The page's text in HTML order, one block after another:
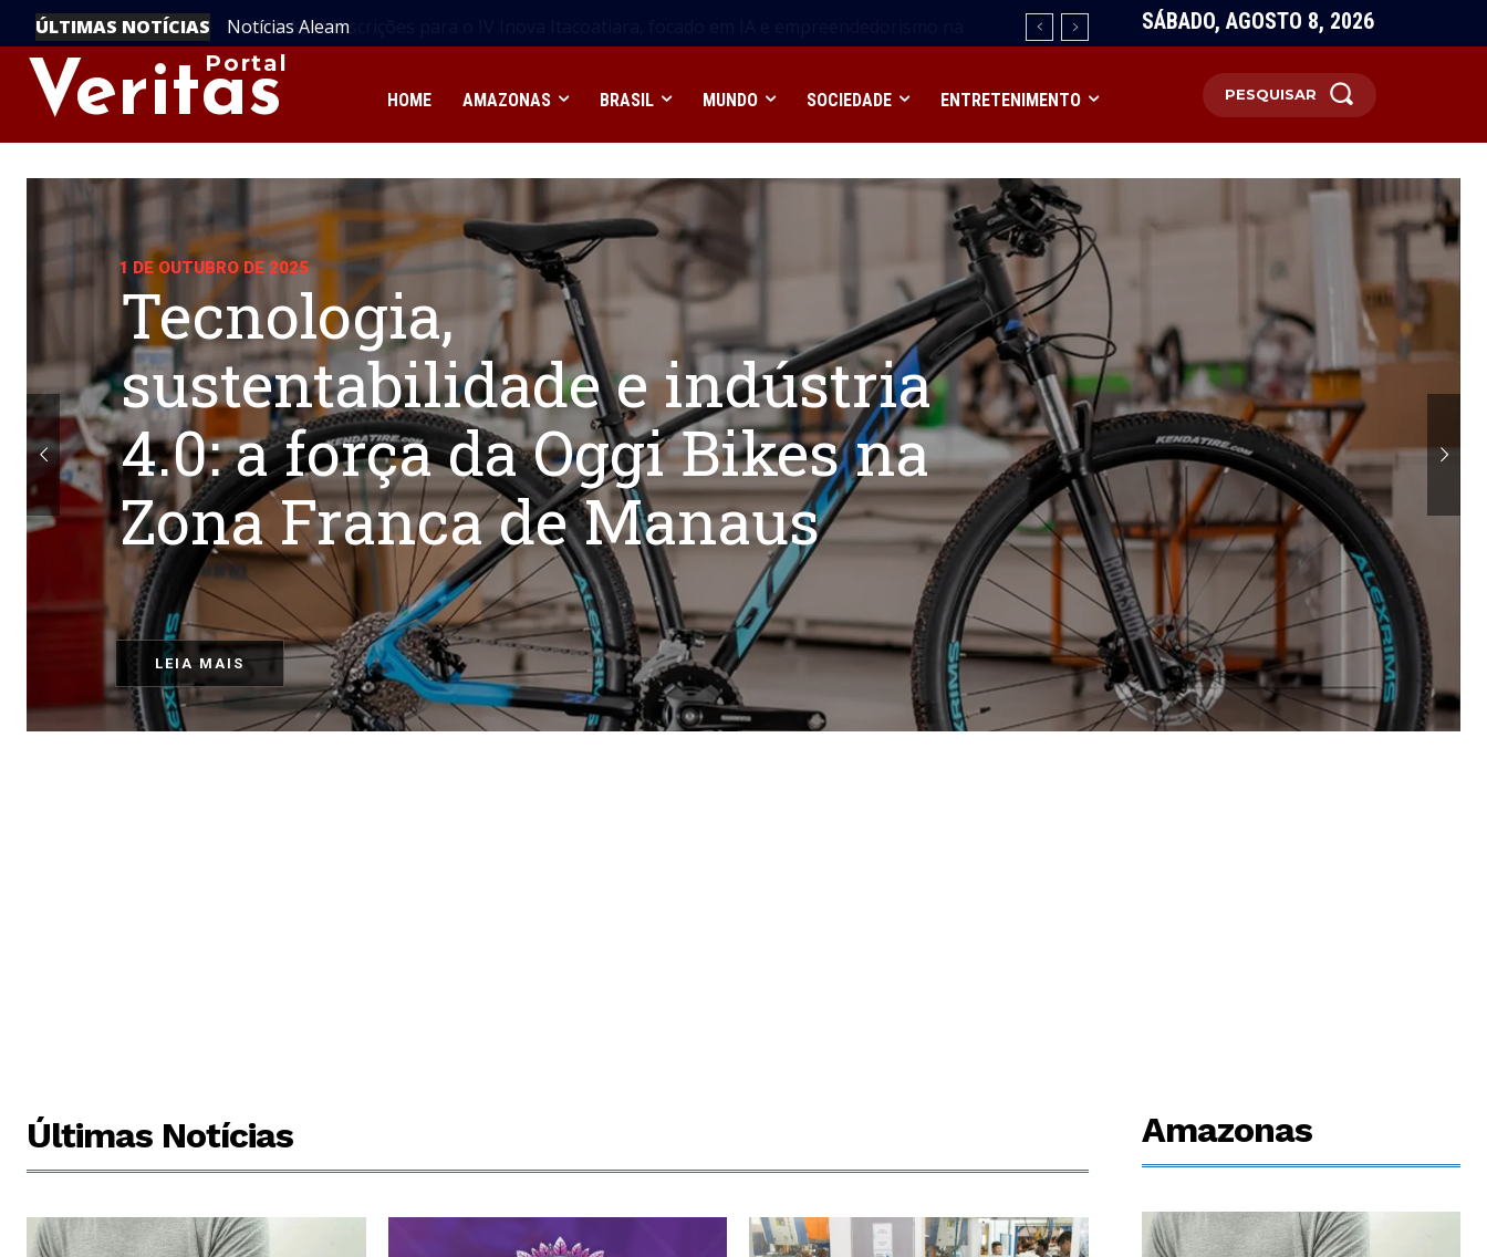
ÚLTIMAS NOTÍCIAS
UEA Abre Inscrições para o IV Inova Itacoatiara, focado em IA e empreendedorismo na
Amazônia
SÁBADO, AGOSTO 8, 2026
Veritas
Portal
HOME AMAZONAS BRASIL MUNDO SOCIEDADE ENTRETENIMENTO PESQUISAR
Tecnologia,
sustentabilidade e indústria
4.0: a força da Oggi Bikes na
Zona Franca de Manaus
1 DE OUTUBRO DE 2025
LEIA MAIS
Últimas Notícias Amazonas